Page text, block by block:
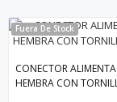
Fuera De Stock
CONECTOR
HEMBRA CON